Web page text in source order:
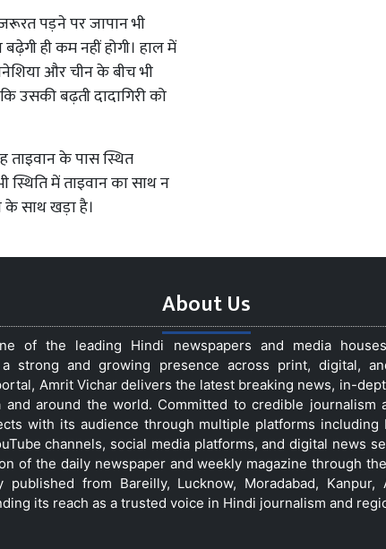
पड़ने पर जापान भी
ही कम नहीं होगी। हाल में
और चीन के बीच भी
उसकी बढ़ती दादागिरी को
ताइवान के पास स्थित
स्थिति में ताइवान का साथ न
के साथ खड़ा है।
About Us
of the leading Hindi newspapers and media
strong and growing presence across print, digital,
Amrit Vichar delivers the latest breaking news, in-
around the world. Committed to credible journalism
with its audience through multiple platforms including
channels, social media platforms, and digital news
of the daily newspaper and weekly magazine through
from Bareilly, Lucknow, Moradabad, Kanpur,
its reach as a trusted voice in Hindi journalism and